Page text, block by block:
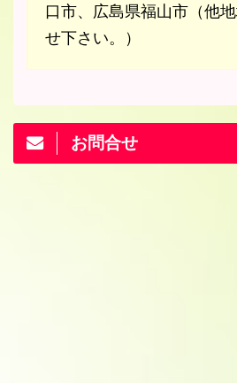
口市、広島県福山市（他
せ下さい。）
お問合せ